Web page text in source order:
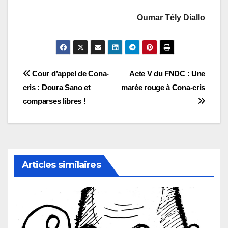
Oumar Tély Diallo
Navigation
de
l’article
Acte V du FNDC : Une
marée rouge à Cona-cris
Cour d’appel de Cona-
cris : Doura Sano et
comparses libres !
Articles similaires